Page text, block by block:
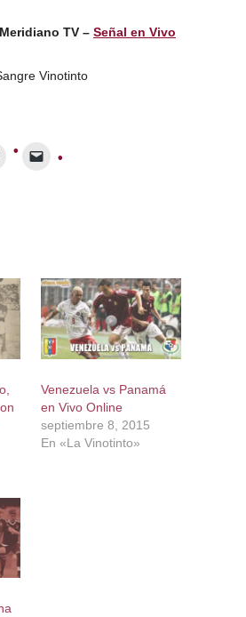
TV – Señal en Vivo
Vinotinto
Venezuela vs Panamá
en Vivo Online
septiembre 8, 2015
En «La Vinotinto»